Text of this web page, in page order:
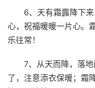
6、天有霜露降下
心，祝福暖暖一片心。
乐往常！
7、从天而降，落
了，注意添衣保暖；霜